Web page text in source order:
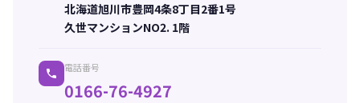
北海道旭川市豊岡4条8丁目2番1号
久世マンションNO2. 1階
電話番号
0166-76-4927